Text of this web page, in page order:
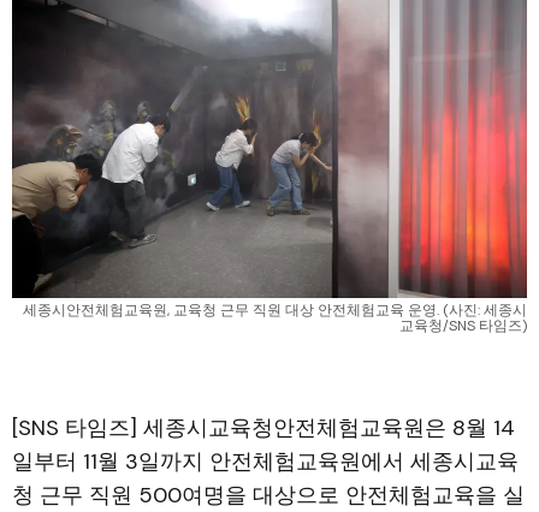
세종시안전체험교육원, 교육청 근무 직원 대상 안전체험교육 운영. (사진: 세종시
교육청/SNS 타임즈)
[SNS 타임즈] 세종시교육청안전체험교육원은 8월 14
일부터 11월 3일까지 안전체험교육원에서 세종시교육
청 근무 직원 500여명을 대상으로 안전체험교육을 실